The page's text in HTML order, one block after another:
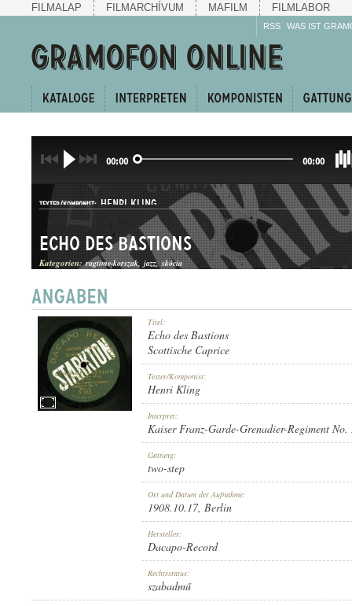
FILMALAP FILMARCHÍVUM MAFILM FILMLABOR
RSS WAS IST
00:00 00:00
TEXTER/KOMPONIST: HENRI KLING
TWO-STEP
1908.10.17
DACAPO-RECORD
Echo des Bastions
Kategorien: ragtime-korszak jazz skócia
Titel:
Echo des Bastions
Scottische Caprice
Texter/Komponist:
Henri Kling
Interpret:
Kaiser Franz-Garde-Grenadier-Regiment No.
Gattung:
two-step
Ort und Datum der Aufnahme:
1908.10.17, Berlin
Hersteller:
Dacapo-Record
Rechtsstatus:
szabadmű